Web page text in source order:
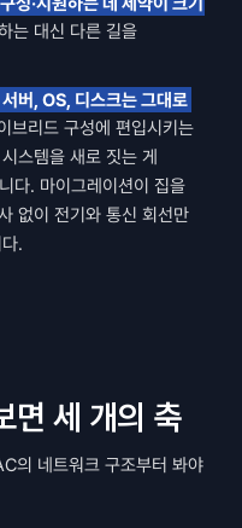
는 대신 다른 길을
버, OS, 디스크는 그대로
브리드 구성에 편입시키는
스템을 새로 짓는 게
다. 마이그레이션이 집을
없이 전기와 통신 회선만
.
면 세 개의 축
의 네트워크 구조부터 봐야